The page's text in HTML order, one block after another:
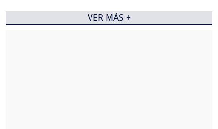
VER MÁS +